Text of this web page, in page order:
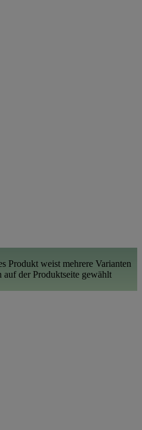
Produkt weist mehrere Varianten
der Produktseite gewählt